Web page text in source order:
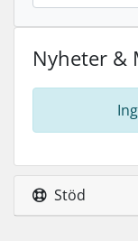
Nyheter &
Stöd